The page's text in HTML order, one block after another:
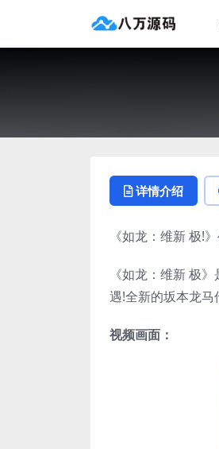
详情介绍
《如龙：维新 极!
《如龙：维新 极
遇!全新的坂本龙马
视频画面：